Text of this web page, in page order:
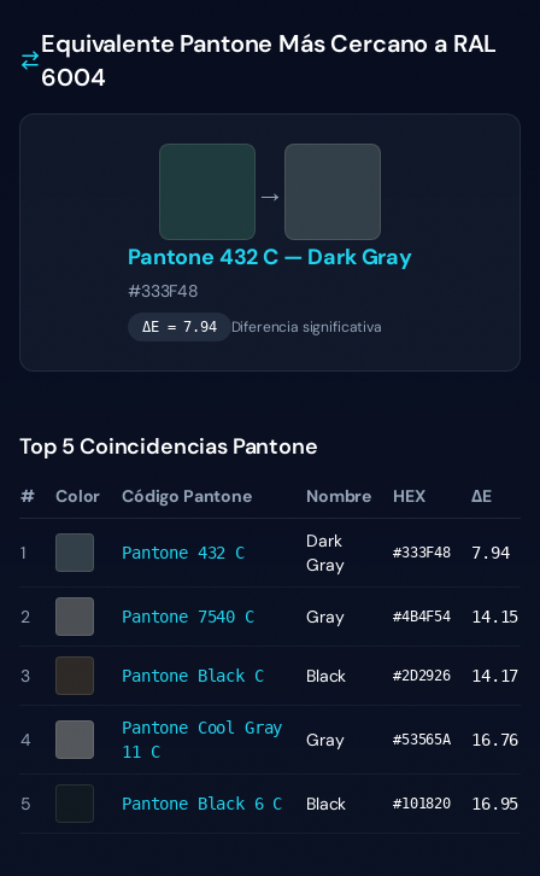
Equivalente Pantone Más Cercano a RAL
6004
→
Pantone 432 C— Dark Gray
#333F48
ΔE =7.94 Diferencia significativa
Top 5 Coincidencias Pantone
# Color Código Pantone Nombre HEX ΔE
1 Pantone 432 C
Dark
Gray
#333F48 7.94
2 Pantone 7540 C Gray #4B4F54 14.15
3 Pantone Black C Black #2D2926 14.17
4
Pantone Cool Gray
11 C
Gray #53565A 16.76
5 Pantone Black 6 C Black #101820 16.95